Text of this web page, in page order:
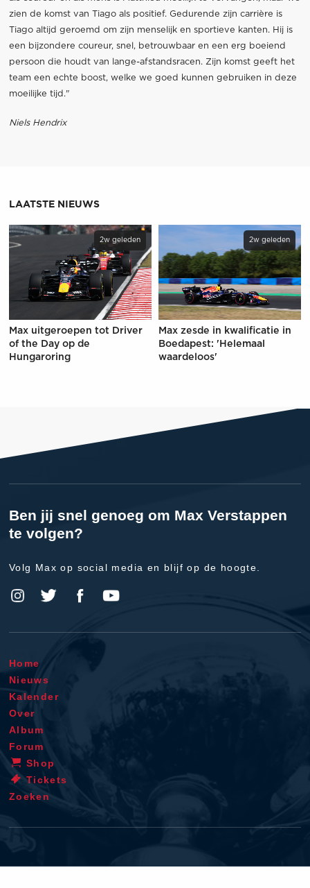
zien de komst van Tiago als positief. Gedurende zijn carrière is
Tiago altijd geroemd om zijn menselijk en sportieve kanten. Hij is
een bijzondere coureur, snel, betrouwbaar en een erg boeiend
persoon die houdt van lange-afstandsracen. Zijn komst geeft het
team een echte boost, welke we goed kunnen gebruiken in deze
moeilijke tijd."
Niels Hendrix
LAATSTE NIEUWS
2w geleden
Max uitgeroepen tot Driver
of the Day op de
Hungaroring
2w geleden
Max zesde in kwalificatie in
Boedapest: 'Helemaal
waardeloos'
Ben jij snel genoeg om Max Verstappen
te volgen?
Volg Max op social media en blijf op de hoogte.
Home
Nieuws
Kalender
Over
Album
Forum
Shop
Tickets
Zoeken